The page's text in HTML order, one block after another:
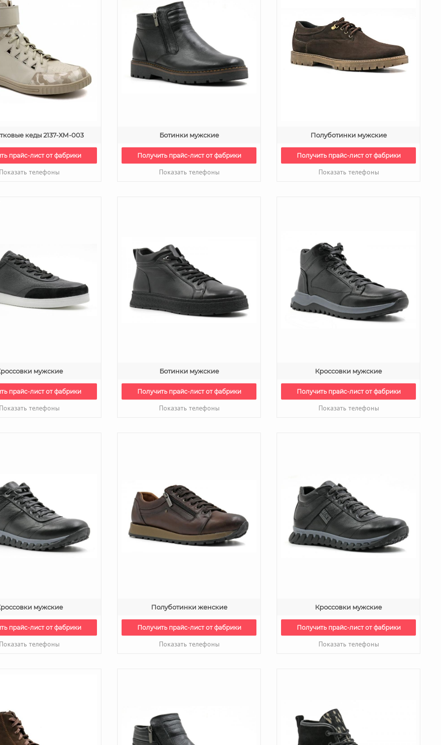
кеды 2137-ХМ-003
прайс-лист от фабрики
Показать телефоны
Ботинки мужские
Получить прайс-лист от фабрики
Показать телефоны
Полуботинки мужские
Получить прайс-лист от фабрики
Показать телефоны
мужские
прайс-лист от фабрики
Показать телефоны
Ботинки мужские
Получить прайс-лист от фабрики
Показать телефоны
Кроссовки мужские
Получить прайс-лист от фабрики
Показать телефоны
мужские
прайс-лист от фабрики
Показать телефоны
Полуботинки женские
Получить прайс-лист от фабрики
Показать телефоны
Кроссовки мужские
Получить прайс-лист от фабрики
Показать телефоны